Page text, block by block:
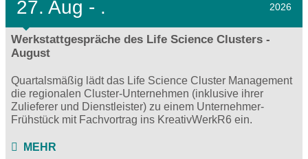
27. Aug - . 2026
Werkstattgespräche des Life Science Clusters -
August
Quartalsmäßig lädt das Life Science Cluster Management
die regionalen Cluster-Unternehmen (inklusive ihrer
Zulieferer und Dienstleister) zu einem Unternehmer-
Frühstück mit Fachvortrag ins KreativWerkR6 ein.
MEHR